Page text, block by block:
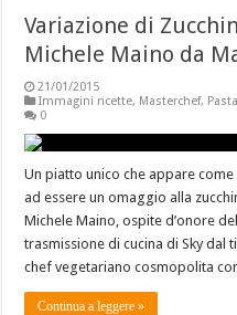
Variazione di
Michele Maino da
21/01/2015
Immagini ricette, Masterchef,
0
Un piatto unico che appare
ad essere un omaggio alla
Michele Maino, ospite d’onore
trasmissione di cucina di Sky dal
chef vegetariano cosmopolita
Continua a leggere »